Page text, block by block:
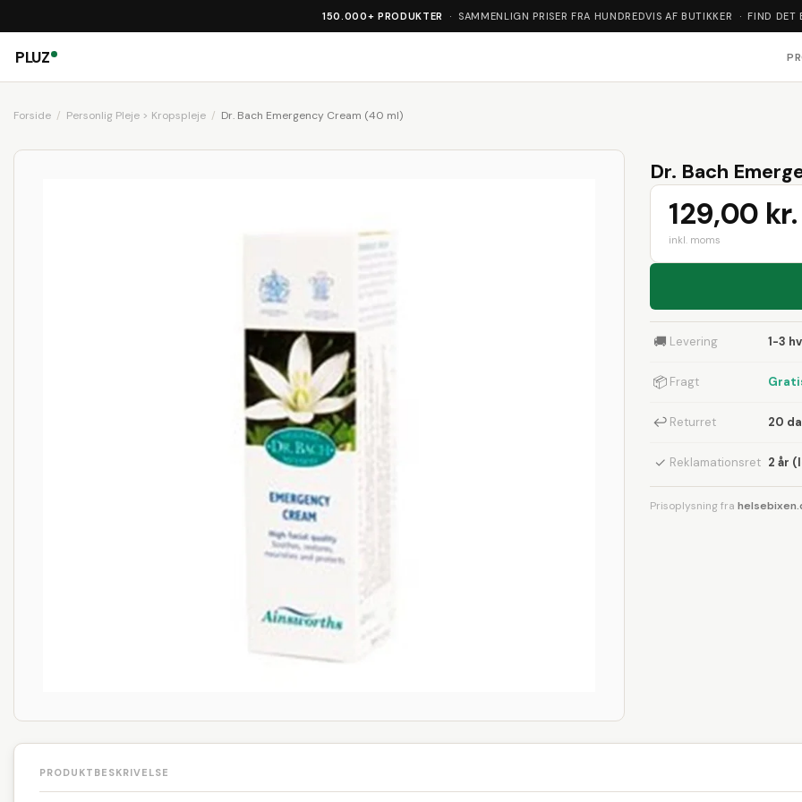
150.000+ PRODUKTER · SAMMENLIGN PRISER FRA HUNDREDVIS AF BUTIKKER · FIND DET
PLUZ
Forside Personlig Pleje > Kropspleje Dr. Bach Emergency Cream (40 ml)
Dr. Bach
129,00 kr.
inkl. moms
🚚 Levering 1-3
📦 Fragt
↩ Returret 20
✓ Reklamationsret 2 år
Prisoplysning fra
PRODUKTBESKRIVELSE